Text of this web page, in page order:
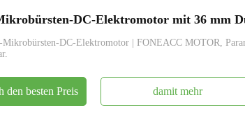
DC-Elektromotor mit 36 ​​mm
DC-Elektromotor | FONEACC MOTOR,
den besten Preis damit mehr